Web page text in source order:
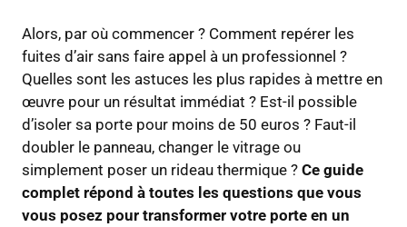
Alors, par où commencer ? Comment repérer les
fuites d’air sans faire appel à un professionnel ?
Quelles sont les astuces les plus rapides à mettre en
œuvre pour un résultat immédiat ? Est-il possible
d’isoler sa porte pour moins de 50 euros ? Faut-il
doubler le panneau, changer le vitrage ou
simplement poser un rideau thermique ? Ce guide
complet répond à toutes les questions que vous
vous posez pour transformer votre porte en un